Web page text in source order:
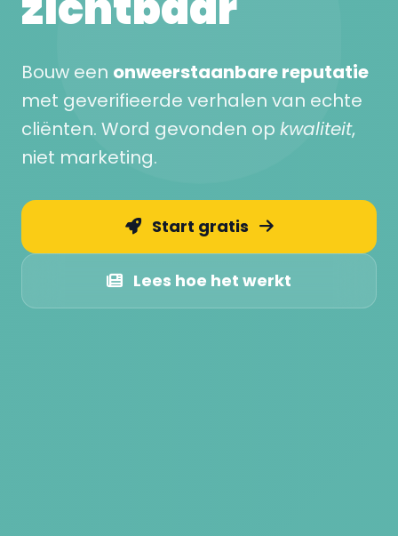
Bouw een onweerstaanbare reputatie
met geverifieerde verhalen van echte
cliënten. Word gevonden op kwaliteit,
niet marketing.
Start gratis
Lees hoe het werkt